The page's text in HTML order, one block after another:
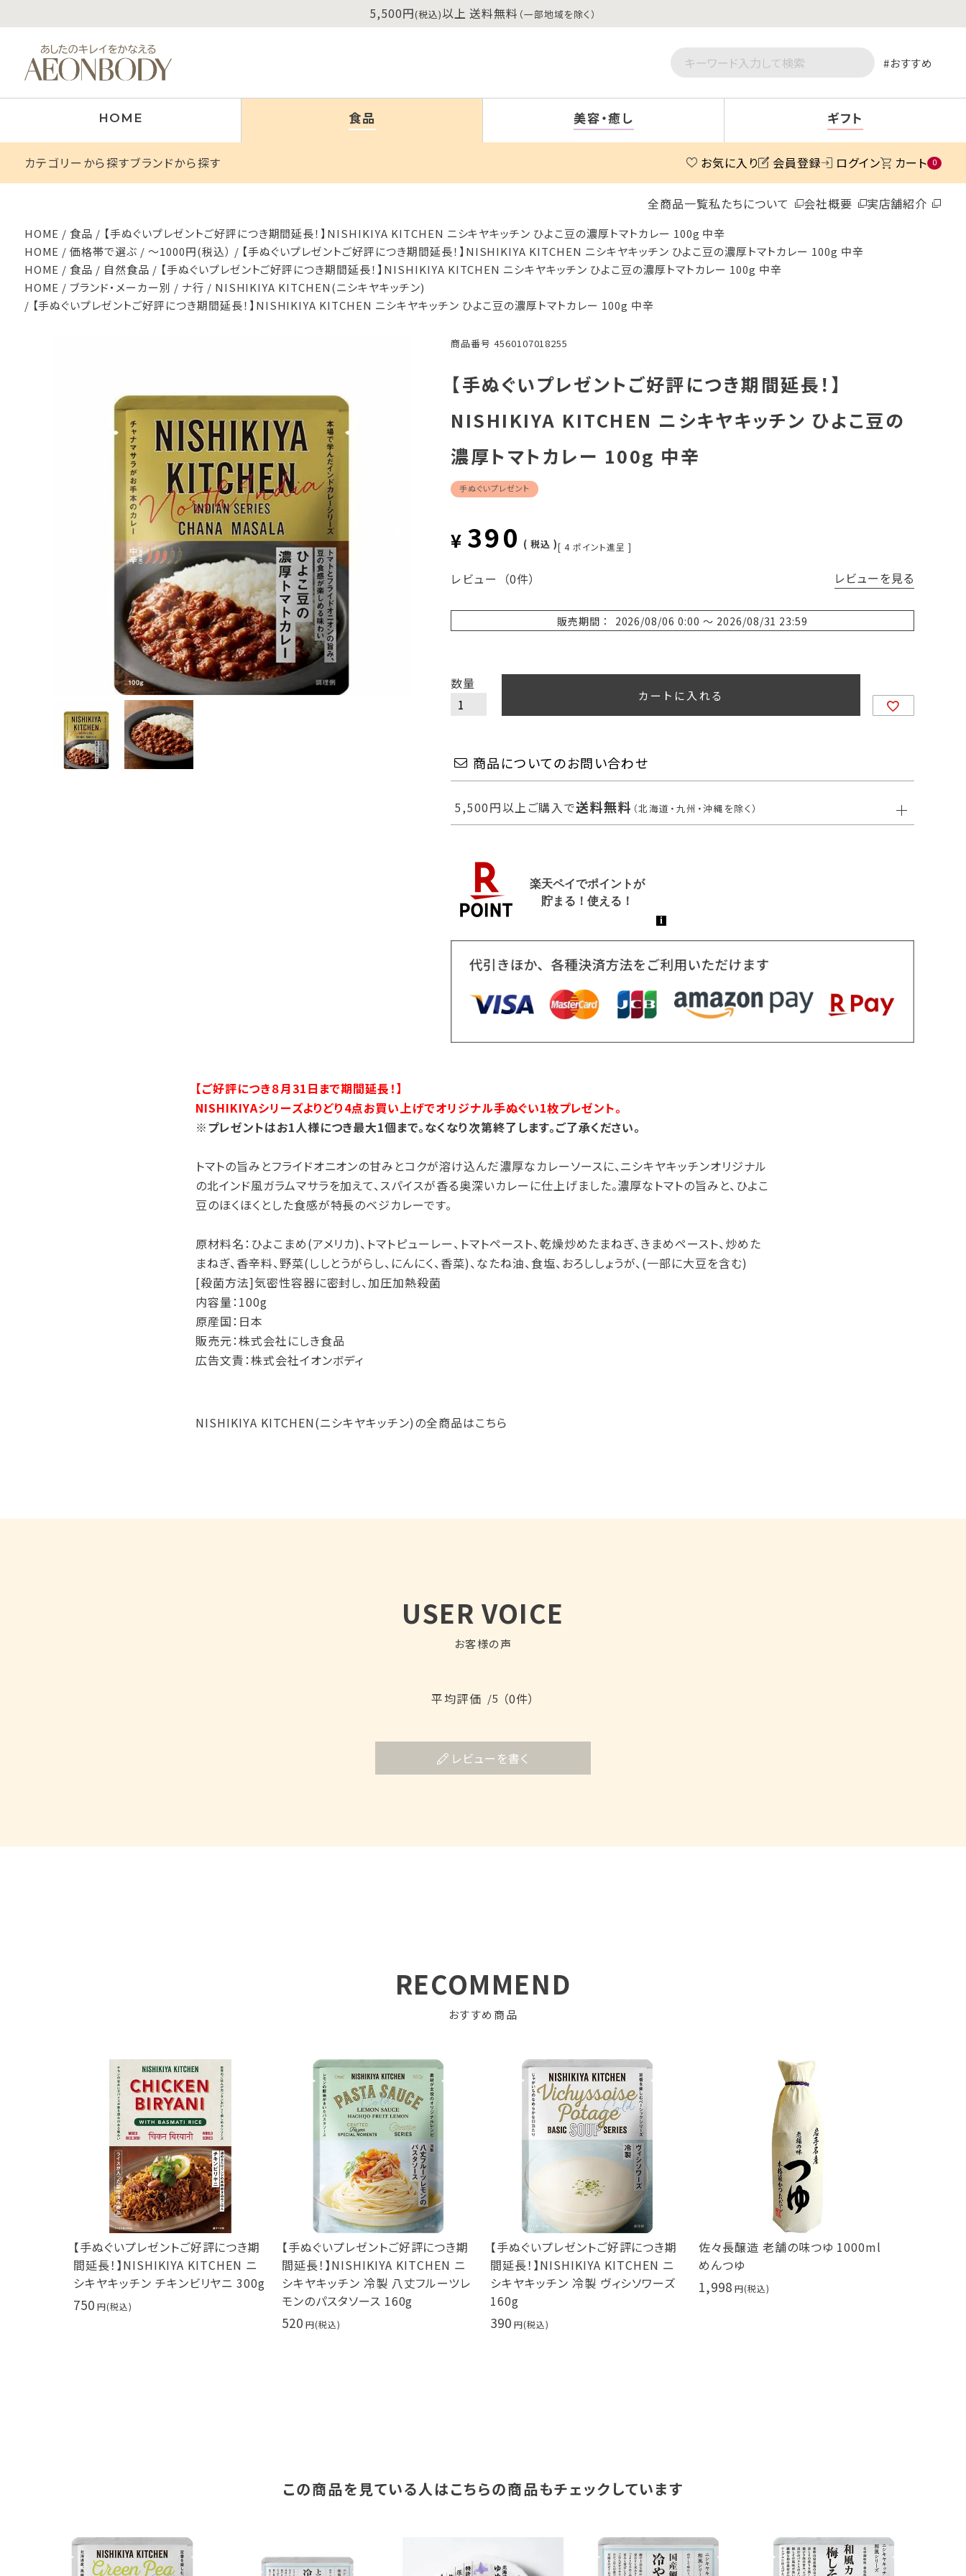
5,500円(税込)以上 送料無料 （一部地域を除く）
おすすめ
HOME 食品 美容・癒し ギフト
カテゴリーから探すブランドから探す お気に入り 会員登録 ログイン カート 0
全商品一覧私たちについて 会社概要 実店舗紹介
HOME 食品
【手ぬぐいプレゼントご好評につき期間延長！】NISHIKIYA KITCHEN ニシキヤキッチン ひよこ豆の濃厚トマトカレー 100g 中辛
HOME
価格帯で選ぶ ～1000円(税込）
【手ぬぐいプレゼントご好評につき期間延長！】NISHIKIYA KITCHEN ニシキヤキッチン ひよこ豆の濃厚トマトカレー 100g 中辛
HOME
食品 自然食品
【手ぬぐいプレゼントご好評につき期間延長！】NISHIKIYA KITCHEN ニシキヤキッチン ひよこ豆の濃厚トマトカレー 100g 中辛
HOME
ブランド・メーカー別 ナ行
NISHIKIYA KITCHEN(ニシキヤキッチン)
【手ぬぐいプレゼントご好評につき期間延長！】NISHIKIYA KITCHEN ニシキヤキッチン ひよこ豆の濃厚トマトカレー 100g 中辛
商品番号 4560107018255
【手ぬぐいプレゼントご好評につき期間延長！】
NISHIKIYA KITCHEN ニシキヤキッチン ひよこ豆の
濃厚トマトカレー 100g 中辛
手ぬぐいプレゼント
¥ 390 税込 [ 4 ポイント進呈 ]
レビュー （0件） レビューを見る
販売期間 2026/08/06 0:00 〜 2026/08/31 23:59
カートに入れる
商品についてのお問い合わせ
5,500円以上ご購入で送料無料 （北海道・九州・沖縄を除く）
【ご好評につき８月31日まで期間延長！】
NISHIKIYAシリーズよりどり4点お買い上げでオリジナル手ぬぐい1枚プレゼント。
※プレゼントはお1人様につき最大1個まで。なくなり次第終了します。ご了承ください。
トマトの旨みとフライドオニオンの甘みとコクが溶け込んだ濃厚なカレーソースに、ニシキヤキッチンオリジナル
の北インド風ガラムマサラを加えて、スパイスが香る奥深いカレーに仕上げました。濃厚なトマトの旨みと、ひよこ
豆のほくほくとした食感が特長のベジカレーです。
原材料名：ひよこまめ(アメリカ)、トマトピューレー、トマトペースト、乾燥炒めたまねぎ、きまめペースト、炒めた
まねぎ、香辛料、野菜(ししとうがらし、にんにく、香菜)、なたね油、食塩、おろししょうが、(一部に大豆を含む)
[殺菌方法]気密性容器に密封し、加圧加熱殺菌
内容量：100g
原産国：日本
販売元：株式会社にしき食品
広告文責：株式会社イオンボディ
NISHIKIYA KITCHEN(ニシキヤキッチン)の全商品はこちら
USER VOICE
お客様の声
平均評価 /5 （0件）
レビューを書く
RECOMMEND
おすすめ商品
【手ぬぐいプレゼントご好評につき期
間延長！】NISHIKIYA KITCHEN ニ
シキヤキッチン チキンビリヤニ 300g
750
【手ぬぐいプレゼントご好評につき期
間延長！】NISHIKIYA KITCHEN ニ
シキヤキッチン 冷製 八丈フルーツレ
モンのパスタソース 160g
520
【手ぬぐいプレゼントご好評につき期
間延長！】NISHIKIYA KITCHEN ニ
シキヤキッチン 冷製 ヴィシソワーズ
160g
390
佐々長醸造 老舗の味つゆ 1000ml
めんつゆ
1,998
この商品を見ている人はこちらの商品もチェックしています